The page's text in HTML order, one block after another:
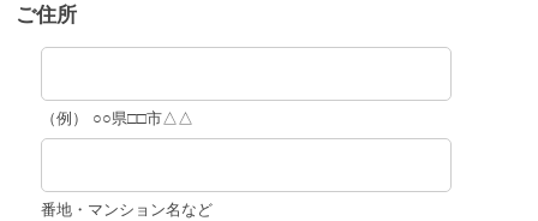
ご住所
（例） ○○県□□市△△
番地・マンション名など